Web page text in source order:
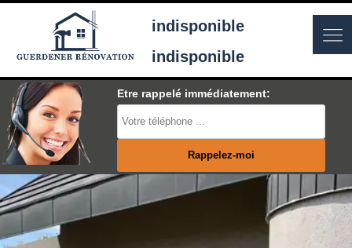
indisponible
indisponible
Etre rappelé immédiatement: